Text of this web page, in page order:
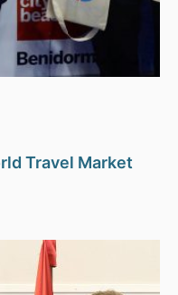
Travel Market